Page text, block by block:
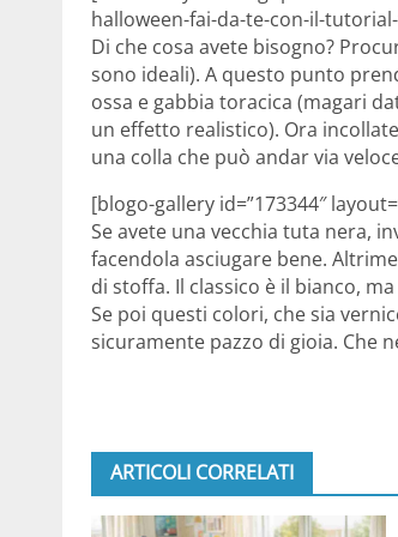
halloween-fai-da-te-con-il-
Di che cosa avete bisogno?
sono ideali). A questo punto
ossa e gabbia toracica (magari
un effetto realistico). Ora
una colla che può andar via
[blogo-gallery id=”173344″
Se avete una vecchia tuta nera,
facendola asciugare bene.
di stoffa. Il classico è il bianco,
Se poi questi colori, che sia
sicuramente pazzo di gioia. Che
ARTICOLI CORRELATI